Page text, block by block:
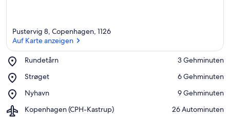
Pustervig 8, Copenhagen, 1126
Auf Karte anzeigen
Rundetårn
Place,
‪3 Gehminuten‬
Strøget
Place,
‪6 Gehminuten‬
Nyhavn
Place,
‪9 Gehminuten‬
Kopenhagen (CPH-Kastrup)
Airport,
‪26 Autominuten‬